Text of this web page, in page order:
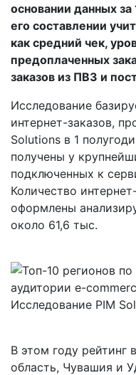
основании данных
его составлении
как средний чек,
предоплаченных
заказов из ПВЗ и
Исследование
интернет-заказов,
Solutions в 1
получены у
подключенных к
Количество
оформлены
около 61,6 тыс.
В этом году рейтинг
область, Чувашия и